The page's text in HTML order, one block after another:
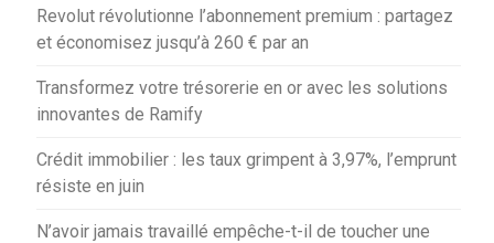
Revolut révolutionne l’abonnement premium : partagez
et économisez jusqu’à 260 € par an
Transformez votre trésorerie en or avec les solutions
innovantes de Ramify
Crédit immobilier : les taux grimpent à 3,97%, l’emprunt
résiste en juin
N’avoir jamais travaillé empêche-t-il de toucher une